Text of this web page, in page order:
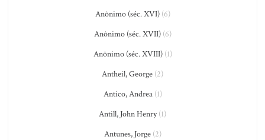
Anônimo (séc. XVI)(6)
Anônimo (séc. XVII)(6)
Anônimo (séc. XVIII)(1)
Antheil, George (2)
Antico, Andrea(1)
Antill, John Henry(1)
Antunes, Jorge(2)